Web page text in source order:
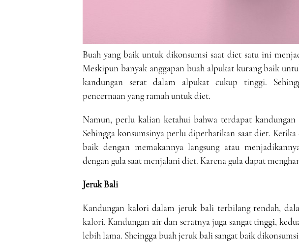
Buah yang baik untuk dikonsumsi saat diet satu ini
Meskipun banyak anggapan buah alpukat kurang baik
kandungan serat dalam alpukat cukup tinggi.
pencernaan yang ramah untuk diet.
Namun, perlu kalian ketahui bahwa terdapat
Sehingga konsumsinya perlu diperhatikan saat diet.
baik dengan memakannya langsung atau
dengan gula saat menjalani diet. Karena gula dapat
Jeruk Bali
Kandungan kalori dalam jeruk bali terbilang rendah,
kalori. Kandungan air dan seratnya juga sangat tinggi,
lebih lama. Sheingga buah jeruk bali sangat baik